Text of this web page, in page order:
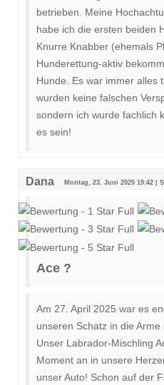
betrieben. Meine
habe ich die ersten beiden
Knurre Knabber (ehemals
Hunderettung-aktiv
Hunde. Es war immer alles
wurden keine falschen
sondern ich wurde fachlich
es sein!
Dana Montag, 23. Juni 2025 19:42 |
Ace ?
Am 27. April 2025 war es
unseren Schatz in die Arme
Unser Labrador-Mischling
Moment an in unsere
unser Auto! Schon auf der